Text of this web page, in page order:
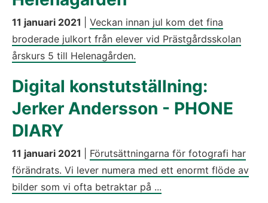
11 januari 2021
Veckan innan jul kom det fina
broderade julkort från elever vid Prästgårdsskolan
årskurs 5 till Helenagården.
Digital konstutställning:
Jerker Andersson - PHONE
DIARY
11 januari 2021
Förutsättningarna för fotografi har
förändrats. Vi lever numera med ett enormt flöde av
bilder som vi ofta betraktar på ...